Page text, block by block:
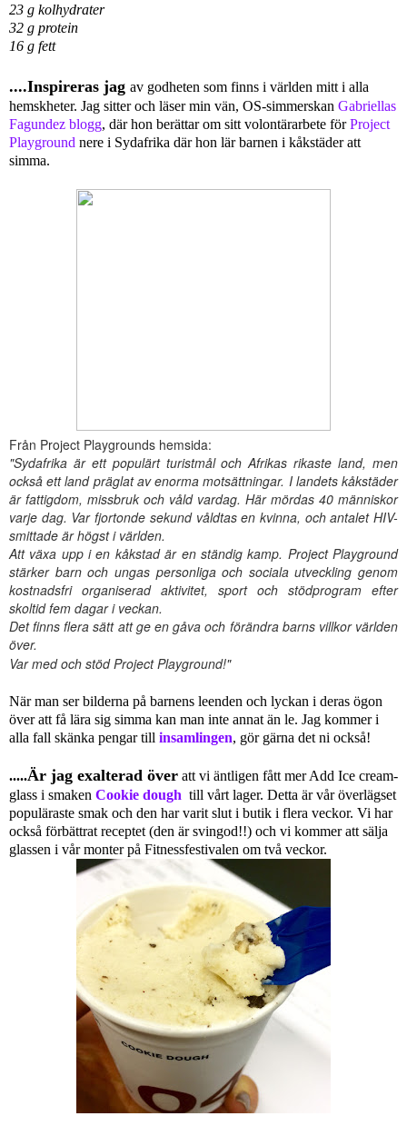
23 g kolhydrater
32 g protein
16 g fett
....Inspireras jag av godheten som finns i världen mitt i alla
hemskheter. Jag sitter och läser min vän, OS-simmerskan Gabriellas
Fagundez blogg, där hon berättar om sitt volontärarbete förProject
Playground nere i Sydafrika där hon lär barnen i kåkstäder att
simma.
Från Project Playgrounds hemsida:
"Sydafrika är ett populärt turistmål och Afrikas rikaste land, men
också ett land präglat av enorma motsättningar. I landets kåkstäder
är fattigdom, missbruk och våld vardag. Här mördas 40 människor
varje dag. Var fjortonde sekund våldtas en kvinna, och antalet HIV-
smittade är högst i världen.
Att växa upp i en kåkstad är en ständig kamp. Project Playground
stärker barn och ungas personliga och sociala utveckling genom
kostnadsfri organiserad aktivitet, sport och stödprogram efter
skoltid fem dagar i veckan.
Det finns flera sätt att ge en gåva och förändra barns villkor världen
över.
Var med och stöd Project Playground!"
När man ser bilderna på barnens leenden och lyckan i deras ögon
över att få lära sig simma kan man inte annat än le. Jag kommer i
alla fall skänka pengar till insamlingen, gör gärna det ni också!
.....Är jag exalterad över att vi äntligen fått mer Add Ice cream-
glass i smaken Cookie dough till vårt lager. Detta är vår överlägset
populäraste smak och den har varit slut i butik i flera veckor. Vi har
också förbättrat receptet (den är svingod!!) och vi kommer att sälja
glassen i vår monter på Fitnessfestivalen om två veckor.